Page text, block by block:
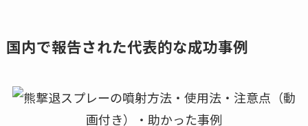
国内で報告された代表的な成功事例